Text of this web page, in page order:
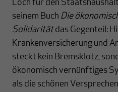
Loch für den
seinem Buch Die
Solidaritätdas Gegenteil:
Krankenversicherung und
steckt kein Bremsklotz,
ökonomisch vernünftiges
als die schönen